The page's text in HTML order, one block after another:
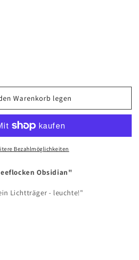
Warenkorb legen
Bezahlmöglichkeiten
Obsidian"
Lichtträger - leuchte!"